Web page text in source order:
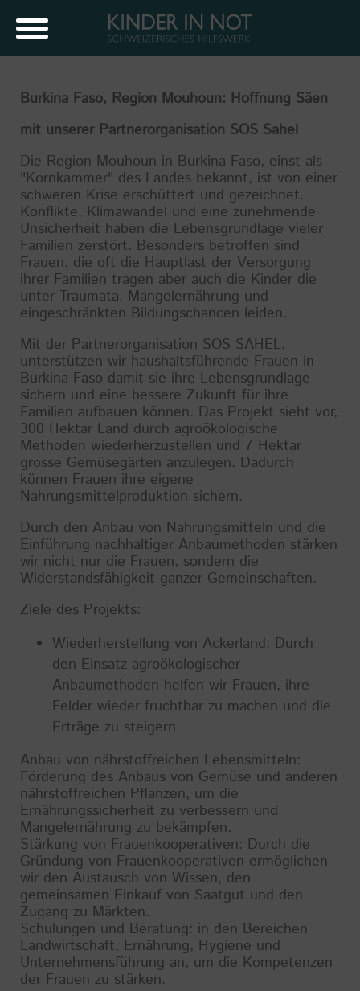
Burkina Faso, Region Mouhoun: Hoffnung Säen
mit unserer Partnerorganisation SOS Sahel
Die Region Mouhoun in Burkina Faso, einst als
"Kornkammer" des Landes bekannt, ist von einer
schweren Krise erschüttert und gezeichnet.
Konflikte, Klimawandel und eine zunehmende
Unsicherheit haben die Lebensgrundlage vieler
Familien zerstört. Besonders betroffen sind
Frauen, die oft die Hauptlast der Versorgung
ihrer Familien tragen aber auch die Kinder die
unter Traumata, Mangelernährung und
eingeschränkten Bildungschancen leiden.
Mit der Partnerorganisation SOS SAHEL,
unterstützen wir haushaltsführende Frauen in
Burkina Faso damit sie ihre Lebensgrundlage
sichern und eine bessere Zukunft für ihre
Familien aufbauen können. Das Projekt sieht vor,
300 Hektar Land durch agroökologische
Methoden wiederherzustellen und 7 Hektar
grosse Gemüsegärten anzulegen. Dadurch
können Frauen ihre eigene
Nahrungsmittelproduktion sichern.
Durch den Anbau von Nahrungsmitteln und die
Einführung nachhaltiger Anbaumethoden stärken
wir nicht nur die Frauen, sondern die
Widerstandsfähigkeit ganzer Gemeinschaften.
Ziele des Projekts:
Wiederherstellung von Ackerland: Durch
den Einsatz agroökologischer
Anbaumethoden helfen wir Frauen, ihre
Felder wieder fruchtbar zu machen und die
Erträge zu steigern.
Anbau von nährstoffreichen Lebensmitteln:
Förderung des Anbaus von Gemüse und anderen
nährstoffreichen Pflanzen, um die
Ernährungssicherheit zu verbessern und
Mangelernährung zu bekämpfen.
Stärkung von Frauenkooperativen: Durch die
Gründung von Frauenkooperativen ermöglichen
wir den Austausch von Wissen, den
gemeinsamen Einkauf von Saatgut und den
Zugang zu Märkten.
Schulungen und Beratung: in den Bereichen
Landwirtschaft, Ernährung, Hygiene und
Unternehmensführung an, um die Kompetenzen
der Frauen zu stärken.